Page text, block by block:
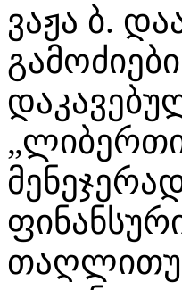
ვაჟა ბ.
„ლიბერთი